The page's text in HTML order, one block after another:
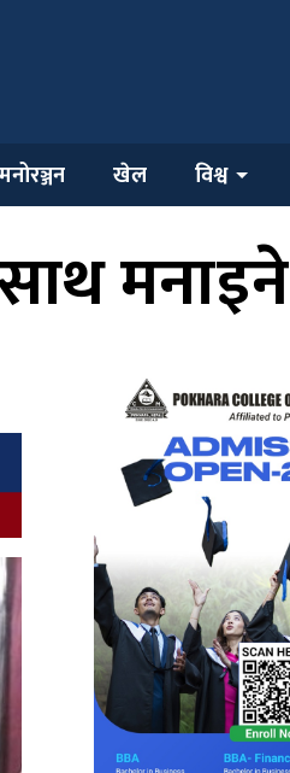
मनोरञ्जन खेल विश्व
मनाइने